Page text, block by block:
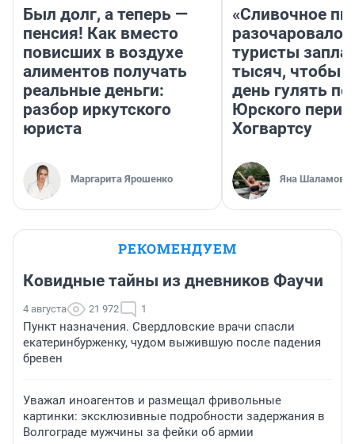
Был долг, а теперь —
пенсия! Как вместо
повисших в воздухе
алиментов получать
реальные деньги:
разбор иркутского
юриста
Маргарита Ярошенко
«Сливочное
разочаровало»:
туристы
тысяч, чтобы
день гулять по
Юрского
Хогвартсу
Яна Шаламова
РЕКОМЕНДУЕМ
Ковидные тайны из дневников Фаучи
4 августа 21 972 1
Пункт назначения. Свердловские врачи спасли
екатеринбурженку, чудом выжившую после падения
бревен
Уважал иноагентов и размещал фривольные
картинки: эксклюзивные подробности задержания в
Волгограде мужчины за фейки об армии